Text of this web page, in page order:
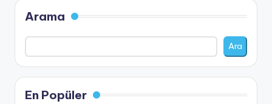
Arama
Ara
En Popüler